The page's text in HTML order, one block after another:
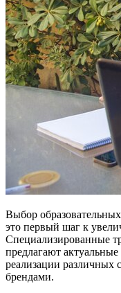
Выбор
это первый шаг к
Специализированные
предлагают
реализации различных
брендами.